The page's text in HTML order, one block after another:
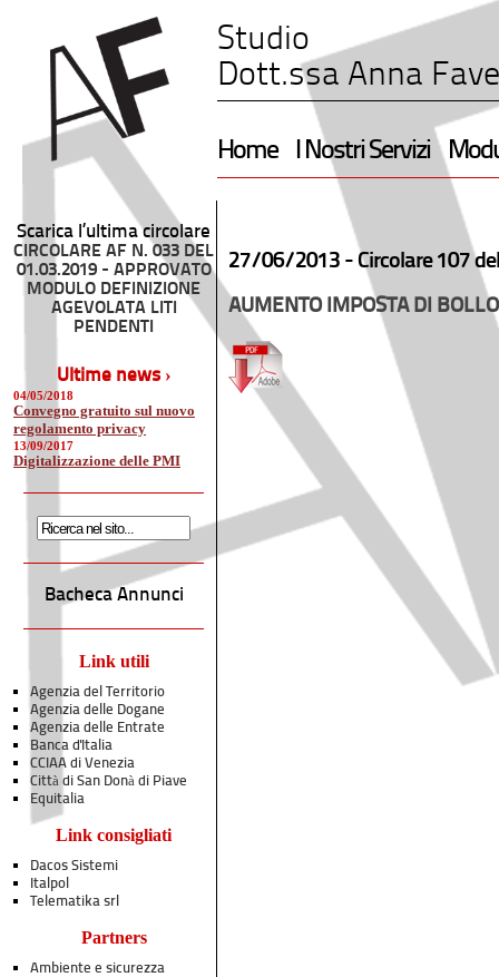
Studio
Dott.ssa Anna
Home I Nostri Servizi
Scarica l’ultima circolare
CIRCOLARE AF N. 033 DEL
01.03.2019 - APPROVATO
MODULO DEFINIZIONE
AGEVOLATA LITI
PENDENTI
Ultime news ›
04/05/2018
Convegno gratuito sul nuovo
regolamento privacy
13/09/2017
Digitalizzazione delle PMI
Bacheca Annunci
Link utili
Agenzia del Territorio
Agenzia delle Dogane
Agenzia delle Entrate
Banca d'Italia
CCIAA di Venezia
Città di San Donà di Piave
Equitalia
Link consigliati
Dacos Sistemi
Italpol
Telematika srl
Partners
Ambiente e sicurezza
27/06/2013 - Circolare 107
AUMENTO IMPOSTA DI BOLLO